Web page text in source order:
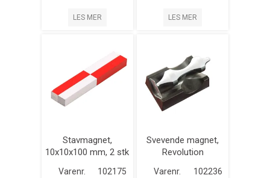
LES MER LES MER
Stavmagnet,
10x10x100 mm, 2 stk
Varenr. 102175
Svevende magnet,
Revolution
Varenr. 102236